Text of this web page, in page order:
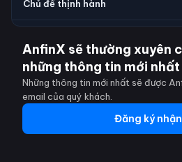
Chủ đề thịnh hành
AnfinX sẽ thường xuyên
những thông tin mới nhất
Những thông tin mới nhất sẽ được
email của quý khách.
Đăng ký